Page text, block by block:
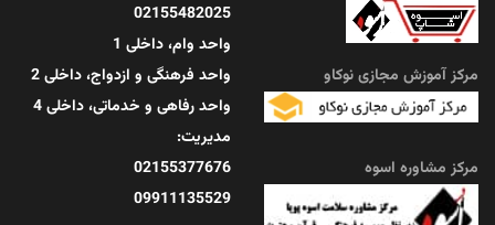
آنچه در این مقاله ...
مرداد 11, 1405
مرکز آموزش مجازی نوکاو
مرکز مشاوره اسوه
02155482025
واحد وام، داخلی 1
واحد فرهنگی و ازدواج، داخلی 2
واحد رفاهی و خدماتی، داخلی 4
مدیریت:
02155377676
09911135529